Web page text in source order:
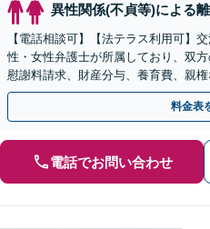
異性関係(不貞等)による
【電話相談可】【法テラス利用可】
性・女性弁護士が所属しており、双
慰謝料請求、財産分与、養育費、親
気軽にご相談ください【休日・夜間
料金表
電話でお問い合わせ